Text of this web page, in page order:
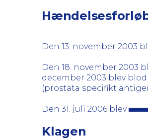
Den 13. november 2003
Den 18. november 2003
december 2003 blev
(prostata specifikt
Den 31. juli 2006 blev
Klagen